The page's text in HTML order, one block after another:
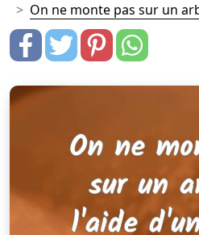
On ne monte pas sur un